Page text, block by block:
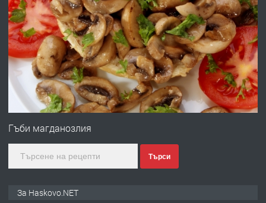
преди 2 дни
ПРЕДЛАГА
Продавам парцел в гр. Хасково кв.
Хисаря до ток, вода,канализация,
асфалт 0889 537 426
преди 2 дни
ПРЕДЛАГА
Гъби магданозлия
Търси
За Haskovo.NET